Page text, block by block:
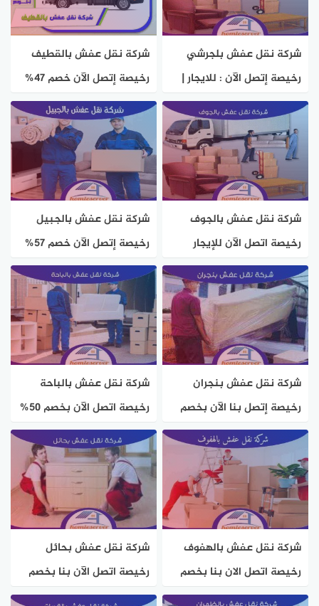
شركة نقل عفش بلجرشي
رخيصة إتصل الآن : للايجار |
هوم سيرفر
شركة نقل عفش بالقطيف
رخيصة إتصل الآن خصم 47%
هوم سيرفر
شركة نقل عفش بالجوف
رخيصة اتصل الآن للإيجار
بخصم 37% هوم سيرفر
شركة نقل عفش بالجبيل
رخيصة إتصل الآن خصم 57%
هوم سيرفر
شركة نقل عفش بنجران
رخيصة إتصل بنا الآن بخصم
50% هوم سيرفر
شركة نقل عفش بالباحة
رخيصة اتصل الآن بخصم 50%
هوم سيرفر
شركة نقل عفش بالهفوف
رخيصة اتصل الان بنا بخصم
50% هوم سيرفر
شركة نقل عفش بحائل
رخيصة اتصل الآن بنا بخصم
50% هوم سيرفر